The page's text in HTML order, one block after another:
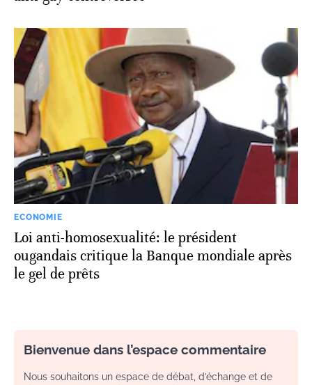
ECONOMIE
Loi anti-homosexualité: le président
ougandais critique la Banque mondiale après
le gel de prêts
Bienvenue dans l’espace commentaire
Nous souhaitons un espace de débat, d’échange et de